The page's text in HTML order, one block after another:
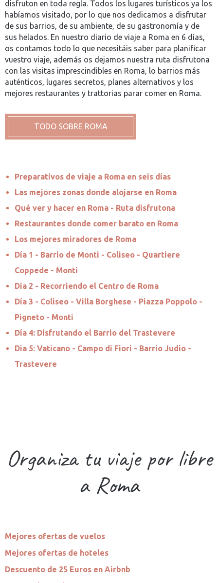
disfruton en toda regla. Todos los lugares turísticos ya los
habíamos visitado, por lo que nos dedicamos a disfrutar
de sus barrios, de su ambiente, de su gastronomía y de
sus helados. En nuestro diario de viaje a Roma en 6 días,
os contamos todo lo que necesitáis saber para planificar
vuestro viaje, además os dejamos nuestra ruta disfrutona
con las visitas imprescindibles en Roma, lo barrios más
auténticos, lugares secretos, planes alternativos y los
mejores restaurantes y trattorias parar comer en Roma.
TODO SOBRE ROMA
Preparativos de viaje a Roma en seis días
Las mejores zonas donde alojarse en Roma
Qué ver y hacer en Roma - Ruta disfrutona
Restaurantes donde comer barato en Roma
Los mejores miradores de Roma
Día 1 - Barrio de Monti - Coliseo - Quartiere
Coppede - Monti
Dia 2 - Recorriendo el Centro de Roma
Día 3 - Coliseo - Villa Borghese - Piazza Poppolo -
Pigneto - Monti
Día 4: Disfrutando el Barrio del Trastevere
Dia 5: Vaticano - Campo di Fiori - Barrio Judio -
Trastevere
Organiza tu viaje por libre
a Roma
Mejores ofertas de vuelos
Mejores ofertas de hoteles
Descuento de 25 Euros en Airbnb